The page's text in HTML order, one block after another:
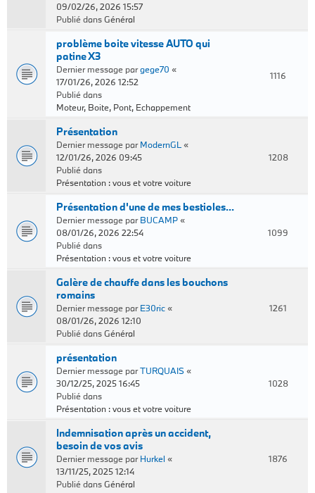
09/02/26, 2026 15:57
Publié dansGénéral
problème boite vitesse AUTO qui
patine X3
Dernier message pargege70 «
17/01/26, 2026 12:52
Publié dans
Moteur, Boite, Pont, Echappement
1116
Présentation
Dernier message parModernGL «
12/01/26, 2026 09:45
Publié dans
Présentation : vous et votre voiture
1208
Présentation d'une de mes bestioles...
Dernier message parBUCAMP«
08/01/26, 2026 22:54
Publié dans
Présentation : vous et votre voiture
1099
Galère de chauffe dans les bouchons
romains
Dernier message parE30ric«
08/01/26, 2026 12:10
Publié dansGénéral
1261
présentation
Dernier message parTURQUAIS«
30/12/25, 2025 16:45
Publié dans
Présentation : vous et votre voiture
1028
Indemnisation après un accident,
besoin de vos avis
Dernier message parHurkel «
13/11/25, 2025 12:14
Publié dansGénéral
1876